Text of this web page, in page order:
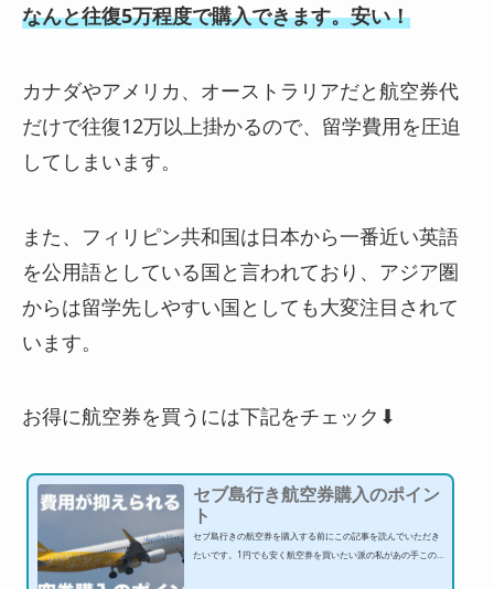
なんと往復5万程度で購入できます。安い！
カナダやアメリカ、オーストラリアだと航空券代
だけで往復12万以上掛かるので、留学費用を圧迫
してしまいます。
また、フィリピン共和国は日本から一番近い英語
を公用語としている国と言われており、アジア圏
からは留学先しやすい国としても大変注目されて
います。
お得に航空券を買うには下記をチェック⬇︎
セブ島行き航空券購入のポイン
ト
セブ島行きの航空券を購入する前にこの記事を読んでいただき
たいです。1円でも安く航空券を買いたい派の私があの手この